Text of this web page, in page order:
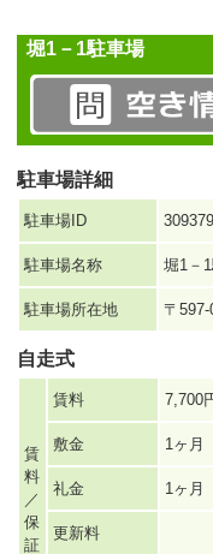
堀1－1駐車場
駐車場詳細
駐車場ID 309379
駐車場名称 堀1－
駐車場所在地 〒
自走式
賃
料
／
保
証
賃料 7,700
敷金 1ヶ月
礼金 1ヶ月
更新料